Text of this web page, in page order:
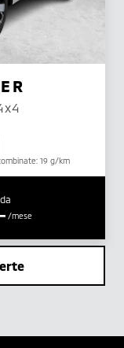
19 g/km
/mese